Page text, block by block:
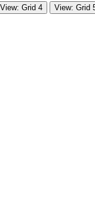
View: Grid 4 View: Grid